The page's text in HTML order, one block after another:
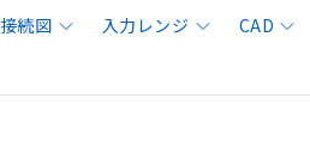
接続図 入力レンジ CAD